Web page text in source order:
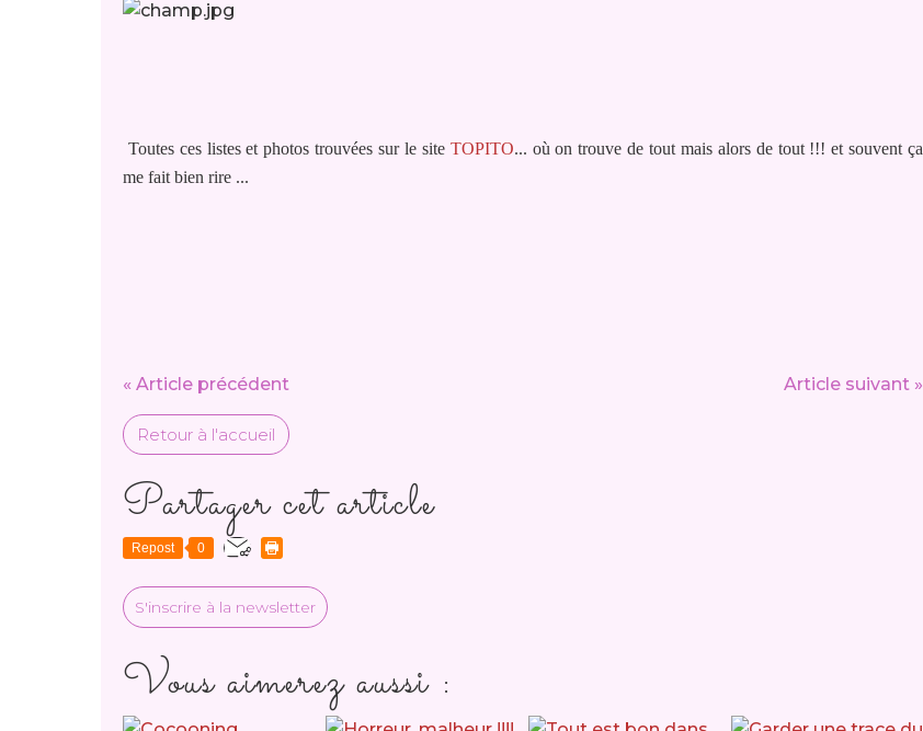
Toutes ces listes et photos trouvées sur le site TOPITO... où on trouve de tout mais alors de tout !!! et souvent ça
me fait bien rire ...
« Article précédent Article suivant »
Retour à l'accueil
Partager cet article
Repost 0
S'inscrire à la newsletter
Vous aimerez aussi :